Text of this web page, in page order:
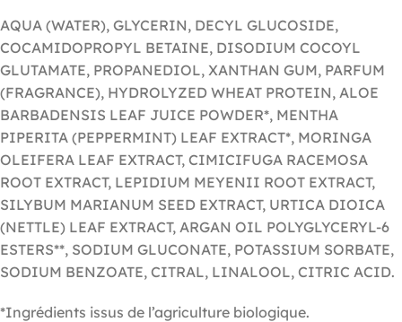
AQUA (WATER), GLYCERIN, DECYL GLUCOSIDE,
COCAMIDOPROPYL BETAINE, DISODIUM COCOYL
GLUTAMATE, PROPANEDIOL, XANTHAN GUM, PARFUM
(FRAGRANCE), HYDROLYZED WHEAT PROTEIN, ALOE
BARBADENSIS LEAF JUICE POWDER*, MENTHA
PIPERITA (PEPPERMINT) LEAF EXTRACT*, MORINGA
OLEIFERA LEAF EXTRACT, CIMICIFUGA RACEMOSA
ROOT EXTRACT, LEPIDIUM MEYENII ROOT EXTRACT,
SILYBUM MARIANUM SEED EXTRACT, URTICA DIOICA
(NETTLE) LEAF EXTRACT, ARGAN OIL POLYGLYCERYL-6
ESTERS**, SODIUM GLUCONATE, POTASSIUM SORBATE,
SODIUM BENZOATE, CITRAL, LINALOOL, CITRIC ACID.
*Ingrédients issus de l’agriculture biologique.